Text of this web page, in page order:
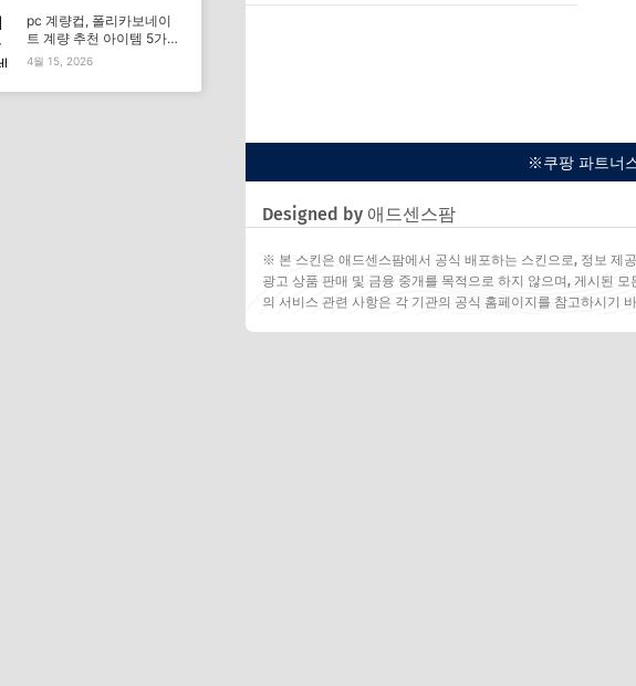
※쿠팡 파트너
Designed by 애드센스팜
※ 본 스킨은 애드센스팜에서 공식 배포하는 스킨으로, 정보 제
광고 상품 판매 및 금융 중개를 목적으로 하지 않으며, 게시된
의 서비스 관련 사항은 각 기관의 공식 홈페이지를 참고하시기
pc 계량컵, 폴리카보네이
트 계량 추천 아이템 5가
지
4월 15, 2026